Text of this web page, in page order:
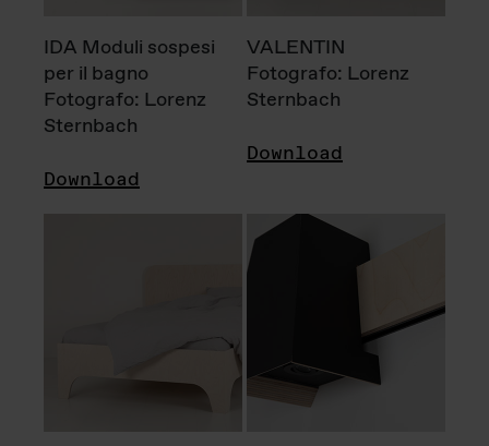
IDA Moduli sospesi
per il bagno
Fotografo: Lorenz
Sternbach
Download
VALENTIN
Fotografo: Lorenz
Sternbach
Download